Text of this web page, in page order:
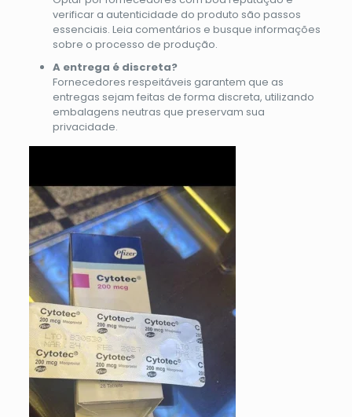
verificar a autenticidade do produto são passos
essenciais. Leia comentários e busque informações
sobre o processo de produção.
A entrega é discreta?
Fornecedores respeitáveis garantem que as
entregas sejam feitas de forma discreta, utilizando
embalagens neutras que preservam sua
privacidade.